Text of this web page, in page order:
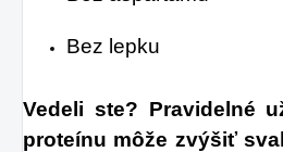
Bez lepku
Vedeli ste? Pravidelné
proteínu môže zvýšiť